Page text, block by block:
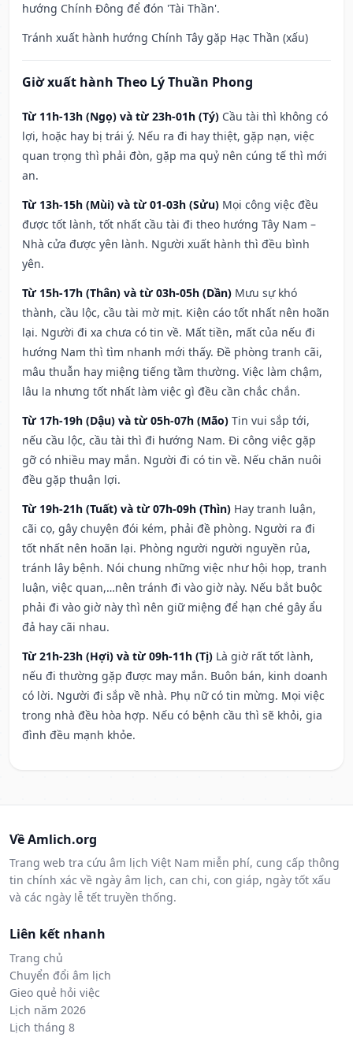
hướng Chính Đông để đón 'Tài Thần'.
Tránh xuất hành hướng Chính Tây gặp Hạc Thần (xấu)
Giờ xuất hành Theo Lý Thuần Phong
Từ 11h-13h (Ngọ) và từ 23h-01h (Tý) Cầu tài thì không có
lợi, hoặc hay bị trái ý. Nếu ra đi hay thiệt, gặp nạn, việc
quan trọng thì phải đòn, gặp ma quỷ nên cúng tế thì mới
an.
Từ 13h-15h (Mùi) và từ 01-03h (Sửu) Mọi công việc đều
được tốt lành, tốt nhất cầu tài đi theo hướng Tây Nam –
Nhà cửa được yên lành. Người xuất hành thì đều bình
yên.
Từ 15h-17h (Thân) và từ 03h-05h (Dần) Mưu sự khó
thành, cầu lộc, cầu tài mờ mịt. Kiện cáo tốt nhất nên hoãn
lại. Người đi xa chưa có tin về. Mất tiền, mất của nếu đi
hướng Nam thì tìm nhanh mới thấy. Đề phòng tranh cãi,
mâu thuẫn hay miệng tiếng tầm thường. Việc làm chậm,
lâu la nhưng tốt nhất làm việc gì đều cần chắc chắn.
Từ 17h-19h (Dậu) và từ 05h-07h (Mão) Tin vui sắp tới,
nếu cầu lộc, cầu tài thì đi hướng Nam. Đi công việc gặp
gỡ có nhiều may mắn. Người đi có tin về. Nếu chăn nuôi
đều gặp thuận lợi.
Từ 19h-21h (Tuất) và từ 07h-09h (Thìn) Hay tranh luận,
cãi cọ, gây chuyện đói kém, phải đề phòng. Người ra đi
tốt nhất nên hoãn lại. Phòng người người nguyền rủa,
tránh lây bệnh. Nói chung những việc như hội họp, tranh
luận, việc quan,…nên tránh đi vào giờ này. Nếu bắt buộc
phải đi vào giờ này thì nên giữ miệng để hạn ché gây ẩu
đả hay cãi nhau.
Từ 21h-23h (Hợi) và từ 09h-11h (Tị) Là giờ rất tốt lành,
nếu đi thường gặp được may mắn. Buôn bán, kinh doanh
có lời. Người đi sắp về nhà. Phụ nữ có tin mừng. Mọi việc
trong nhà đều hòa hợp. Nếu có bệnh cầu thì sẽ khỏi, gia
đình đều mạnh khỏe.
Về Amlich.org
Trang web tra cứu âm lịch Việt Nam miễn phí, cung cấp thông
tin chính xác về ngày âm lịch, can chi, con giáp, ngày tốt xấu
và các ngày lễ tết truyền thống.
Liên kết nhanh
Trang chủ
Chuyển đổi âm lịch
Gieo quẻ hỏi việc
Lịch năm 2026
Lịch tháng 8